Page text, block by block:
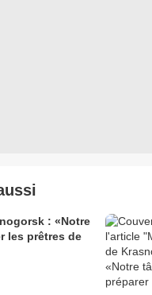
: «Notre
les prêtres de